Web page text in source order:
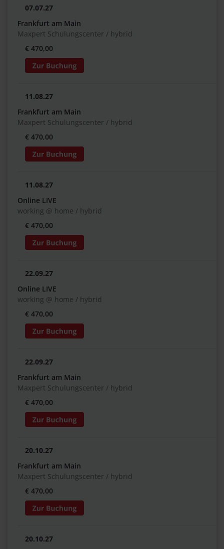
07.07.27
Frankfurt am Main
Maxpert Schulungscenter / hybrid
€ 470,00
11.08.27
Frankfurt am Main
Maxpert Schulungscenter / hybrid
€ 470,00
11.08.27
Online LIVE
working @ home / hybrid
€ 470,00
22.09.27
Online LIVE
working @ home / hybrid
€ 470,00
22.09.27
Frankfurt am Main
Maxpert Schulungscenter / hybrid
€ 470,00
20.10.27
Frankfurt am Main
Maxpert Schulungscenter / hybrid
€ 470,00
20.10.27